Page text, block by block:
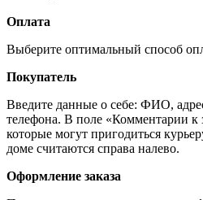
Оплата
Выберите оптимальный способ
Покупатель
Введите данные о себе: ФИО,
телефона. В поле «Комментарии к
которые могут пригодиться
доме считаются справа налево.
Оформление заказа